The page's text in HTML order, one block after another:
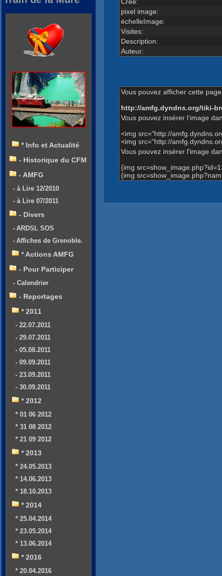
pixel image:
échelleImage:
Visites:
Description:
Auteur:
Vous pouvez afficher cette
http://amfg.dyndns.org/tiki-
Vous pouvez insérer l'image
<img src="http://
<img src="http://
Vous pouvez insérer l'image
{img
{img
* Info et Actualité
- Historique du CFM
- AMFG
- à Lire 12/2010
- à Lire 07/2011
- Divers
- ARDSL SOS
- Affiches de Grenoble.
* Actions AMFG
- Pour Participer
- Calendrier
- Reportages
* 2011
- 22.07.2011
- 29.07.2011
- 05.08.2011
- 09.09.2011
- 23.09.2011
- 30.09.2011
* 2012
* 01 06 2012
* 31 08 2012
* 21 09 2012
* 2013
* 24.05.2013
* 14.06.2013
* 18.10.2013
* 2014
* 25.04.2014
* 23.05.2014
* 13.06.2014
* 2016
* 20.04.2016